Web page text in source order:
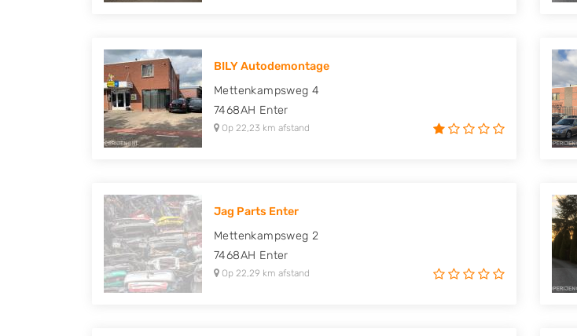
BILY Autodemontage
Mettenkampsweg 4
7468AH Enter
Op 22,23 km afstand
Jag Parts Enter
Mettenkampsweg 2
7468AH Enter
Op 22,29 km afstand